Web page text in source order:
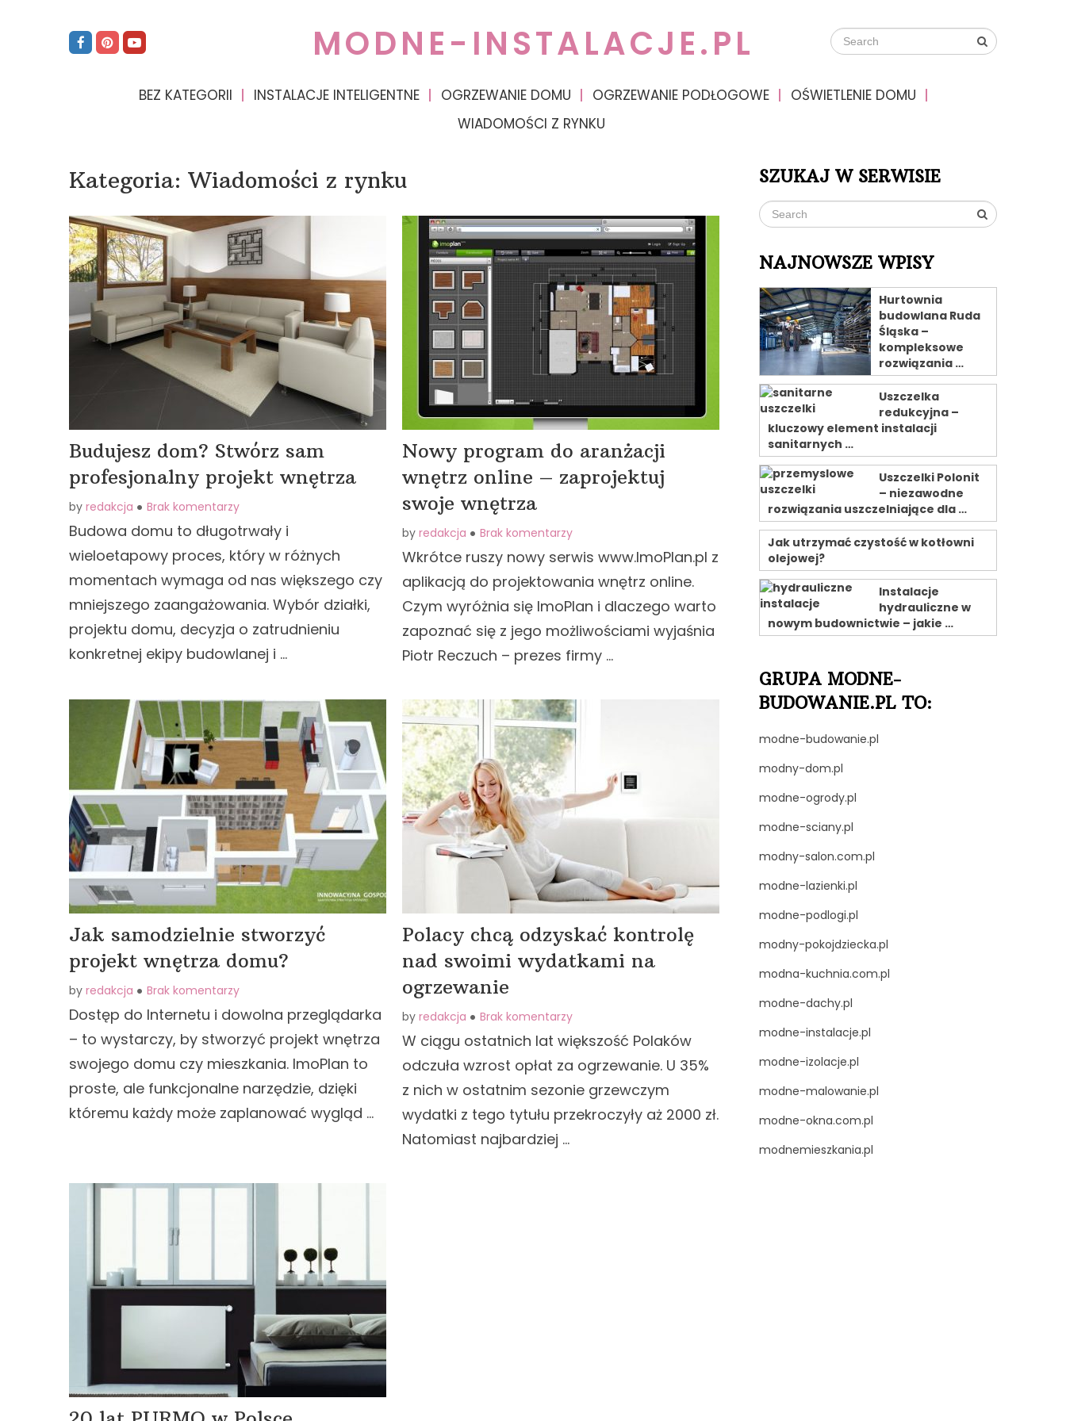
MODNE-INSTALACJE.PL
BEZ KATEGORII INSTALACJE INTELIGENTNE OGRZEWANIE DOMU OGRZEWANIE PODŁOGOWE
OŚWIETLENIE DOMU
WIADOMOŚCI Z RYNKU
Kategoria: Wiadomości z rynku
Budujesz dom? Stwórz sam
profesjonalny projekt wnętrza
by redakcja Brak komentarzy
Budowa domu to długotrwały i
wieloetapowy proces, który w różnych
momentach wymaga od nas większego czy
mniejszego zaangażowania. Wybór działki,
projektu domu, decyzja o zatrudnieniu
konkretnej ekipy budowlanej i …
Nowy program do aranżacji
wnętrz online – zaprojektuj
swoje wnętrza
by redakcja Brak komentarzy
Wkrótce ruszy nowy serwis www.ImoPlan.pl z
aplikacją do projektowania wnętrz online.
Czym wyróżnia się ImoPlan i dlaczego warto
zapoznać się z jego możliwościami wyjaśnia
Piotr Reczuch – prezes firmy …
Jak samodzielnie stworzyć
projekt wnętrza domu?
by redakcja Brak komentarzy
Dostęp do Internetu i dowolna przeglądarka
– to wystarczy, by stworzyć projekt wnętrza
swojego domu czy mieszkania. ImoPlan to
proste, ale funkcjonalne narzędzie, dzięki
któremu każdy może zaplanować wygląd …
Polacy chcą odzyskać kontrolę
nad swoimi wydatkami na
ogrzewanie
by redakcja Brak komentarzy
W ciągu ostatnich lat większość Polaków
odczuła wzrost opłat za ogrzewanie. U 35%
z nich w ostatnim sezonie grzewczym
wydatki z tego tytułu przekroczyły aż 2000 zł.
Natomiast najbardziej …
SZUKAJ W SERWISIE
NAJNOWSZE WPISY
Hurtownia
budowlana Ruda
Śląska –
kompleksowe
rozwiązania …
Uszczelka
redukcyjna –
kluczowy element instalacji
sanitarnych …
Uszczelki Polonit
– niezawodne
rozwiązania uszczelniające dla …
Jak utrzymać czystość w kotłowni
olejowej?
Instalacje
hydrauliczne w
nowym budownictwie – jakie …
GRUPA MODNE-
BUDOWANIE.PL TO:
modne-budowanie.pl
modny-dom.pl
modne-ogrody.pl
modne-sciany.pl
modny-salon.com.pl
modne-lazienki.pl
modne-podlogi.pl
modny-pokojdziecka.pl
modna-kuchnia.com.pl
modne-dachy.pl
modne-instalacje.pl
modne-izolacje.pl
modne-malowanie.pl
modne-okna.com.pl
modnemieszkania.pl